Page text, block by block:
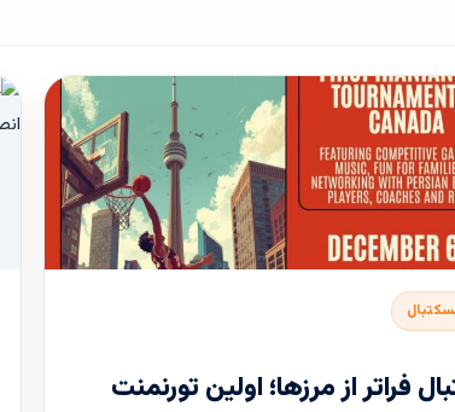
فراتر از مرزها؛ اولین تورنمنت